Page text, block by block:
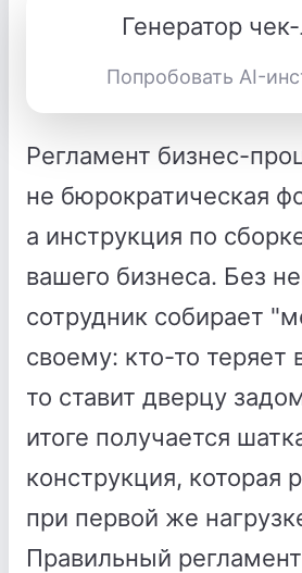
Генератор
Попробовать AI-
Регламент бизнес-
не бюрократическая
а инструкция по
вашего бизнеса. Без
сотрудник собирает
своему: кто-то теряет
то ставит дверцу
итоге получается
конструкция, которая
при первой же
Правильный